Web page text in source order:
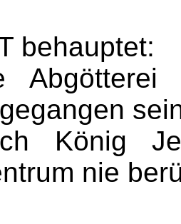
behauptet:
Abgötterei
König
nie